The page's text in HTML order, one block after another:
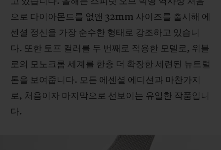
으로 다이아몬드를 없앤 32mm 사이즈를 출시해 에
센셜 정신을 가장 순수한 형태로 강조하고 있습니
다. 또한 토프 컬러를 두 번째로 적용한 모델로, 위블
로의 모노크롬 세계를 한층 더 확장한 세련된 뉴트럴
톤을 보여줍니다. 모든 에센셜 에디션과 마찬가지
로, 처음이자 마지막으로 선보이는 유일한 작품입니
다.
연락처